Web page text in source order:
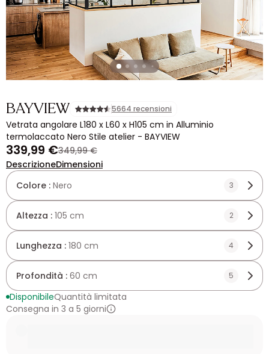
BAYVIEW 5664 recensioni
Vetrata angolare L180 x L60 x H105 cm in Alluminio
termolaccato Nero Stile atelier - BAYVIEW
339,99 €349,99 €
DescrizioneDimensioni
Colore : Nero 3
Altezza : 105 cm 2
Lunghezza : 180 cm 4
Profondità : 60 cm 5
DisponibileQuantità limitata
Consegna in 3 a 5 giorni